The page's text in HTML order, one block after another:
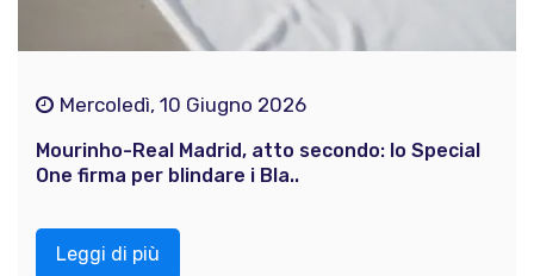
Mercoledì, 10 Giugno 2026
Mourinho-Real Madrid, atto secondo: lo Special
One firma per blindare i Bla..
Leggi di più